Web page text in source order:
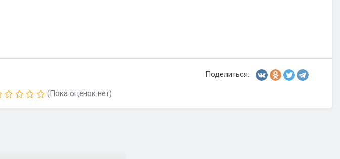
Поделиться:
(Пока оценок нет)